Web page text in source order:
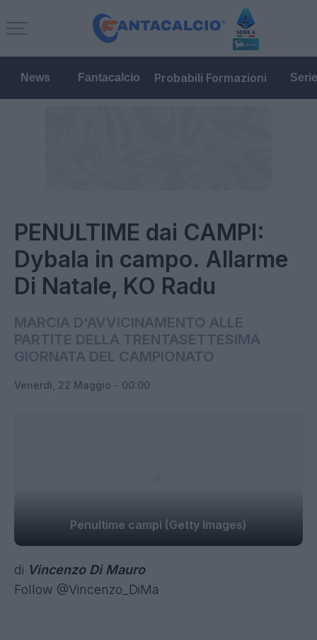
News Fantacalcio Probabili Formazioni
PENULTIME dai CAMPI:
Dybala in campo. Allarme
Di Natale, KO Radu
MARCIA D'AVVICINAMENTO ALLE
PARTITE DELLA TRENTASETTESIMA
GIORNATA DEL CAMPIONATO
Venerdì, 22 Maggio - 00:00
Penultime campi (Getty Images)
di Vincenzo Di Mauro
Follow @Vincenzo_DiMa